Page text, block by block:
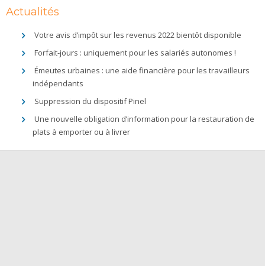
Actualités
Votre avis d’impôt sur les revenus 2022 bientôt disponible
Forfait-jours : uniquement pour les salariés autonomes !
Émeutes urbaines : une aide financière pour les travailleurs
indépendants
Suppression du dispositif Pinel
Une nouvelle obligation d’information pour la restauration de
plats à emporter ou à livrer